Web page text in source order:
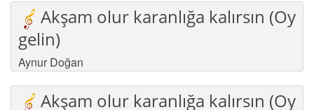
Akşam olur karanlığa kalırsın (Oy
gelin)
Aynur Doğan
Akşam olur karanlığa kalırsın (Oy